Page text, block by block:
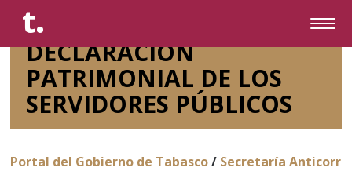
Pasar
contenido
principal
t.
DECLARACIÓN
PATRIMONIAL DE LOS
SERVIDORES PÚBLICOS
Portal del Gobierno de Tabasco/ Secretaría Anticorr